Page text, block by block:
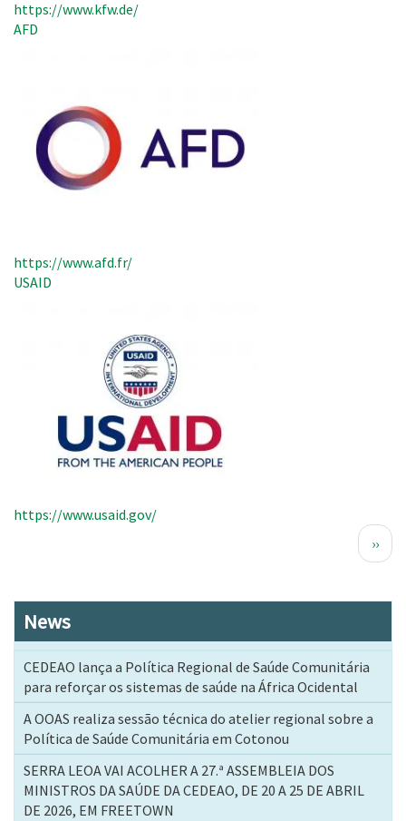
https://www.kfw.de/
AFD
https://www.afd.fr/
USAID
https://www.usaid.gov/
››
News
CEDEAO lança a Política Regional de Saúde Comunitária
para reforçar os sistemas de saúde na África Ocidental
A OOAS realiza sessão técnica do atelier regional sobre a
Política de Saúde Comunitária em Cotonou
SERRA LEOA VAI ACOLHER A 27.ª ASSEMBLEIA DOS
MINISTROS DA SAÚDE DA CEDEAO, DE 20 A 25 DE ABRIL
DE 2026, EM FREETOWN